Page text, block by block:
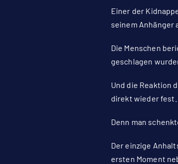
Einer der
seinem Anhänger
Die Menschen
geschlagen
Und die Reaktion
direkt wieder fest.
Denn man
Der einzige
ersten Moment